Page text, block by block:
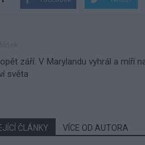
září: V Marylandu vyhrál a míří
světa
ČLÁNKY VÍCE OD AUTORA